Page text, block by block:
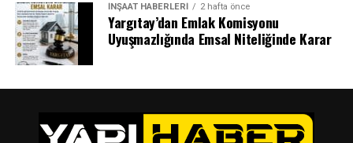
İNŞAAT HABERLERI 2 hafta önce
Yargıtay’dan Emlak Komisyonu
Uyuşmazlığında Emsal Niteliğinde Karar